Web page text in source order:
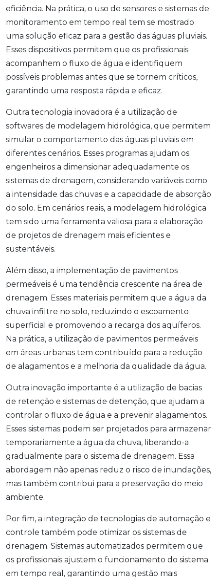
eficiência. Na prática, o uso de sensores e sistemas de
monitoramento em tempo real tem se mostrado
uma solução eficaz para a gestão das águas pluviais.
Esses dispositivos permitem que os profissionais
acompanhem o fluxo de água e identifiquem
possíveis problemas antes que se tornem críticos,
garantindo uma resposta rápida e eficaz.
Outra tecnologia inovadora é a utilização de
softwares de modelagem hidrológica, que permitem
simular o comportamento das águas pluviais em
diferentes cenários. Esses programas ajudam os
engenheiros a dimensionar adequadamente os
sistemas de drenagem, considerando variáveis como
a intensidade das chuvas e a capacidade de absorção
do solo. Em cenários reais, a modelagem hidrológica
tem sido uma ferramenta valiosa para a elaboração
de projetos de drenagem mais eficientes e
sustentáveis.
Além disso, a implementação de pavimentos
permeáveis é uma tendência crescente na área de
drenagem. Esses materiais permitem que a água da
chuva infiltre no solo, reduzindo o escoamento
superficial e promovendo a recarga dos aquíferos.
Na prática, a utilização de pavimentos permeáveis
em áreas urbanas tem contribuído para a redução
de alagamentos e a melhoria da qualidade da água.
Outra inovação importante é a utilização de bacias
de retenção e sistemas de detenção, que ajudam a
controlar o fluxo de água e a prevenir alagamentos.
Esses sistemas podem ser projetados para armazenar
temporariamente a água da chuva, liberando-a
gradualmente para o sistema de drenagem. Essa
abordagem não apenas reduz o risco de inundações,
mas também contribui para a preservação do meio
ambiente.
Por fim, a integração de tecnologias de automação e
controle também pode otimizar os sistemas de
drenagem. Sistemas automatizados permitem que
os profissionais ajustem o funcionamento do sistema
em tempo real, garantindo uma gestão mais